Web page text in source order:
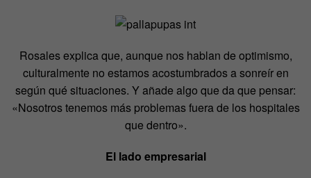
Rosales explica que, aunque nos hablan de optimismo,
culturalmente no estamos acostumbrados a sonreír en
según qué situaciones. Y añade algo que da que pensar:
«Nosotros tenemos más problemas fuera de los hospitales
que dentro».
El lado empresarial